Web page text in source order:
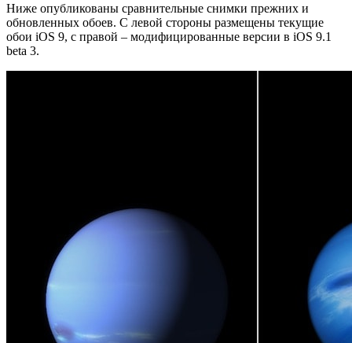
Ниже опубликованы сравнительные снимки прежних и
обновленных обоев. С левой стороны размещены текущие
обои iOS 9, с правой – модифицированные версии в iOS 9.1
beta 3.